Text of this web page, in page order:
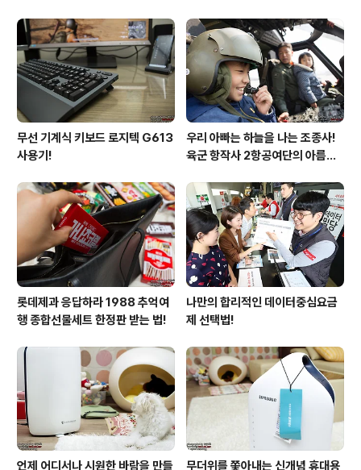
무선 기계식 키보드 로지텍 G613
사용기!
우리 아빠는 하늘을 나는 조종사!
육군 항작사 2항공여단의 아름다
롯데제과 응답하라 1988 추억여
행 종합선물세트 한정판 받는 법!
나만의 합리적인 데이터중심요금
제 선택법!
언제 어디서나 시원한 바람을 만들 무더위를 쫓아내는 신개념 휴대용